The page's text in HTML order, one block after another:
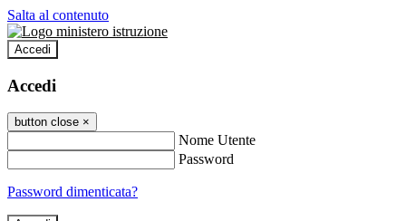
Salta al contenuto
Accedi
Accedi
button close ×
Nome Utente
Password
Password dimenticata?